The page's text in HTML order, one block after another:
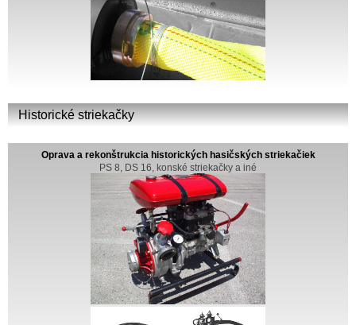
Historické striekačky
Oprava a rekonštrukcia historických hasičských striekačiek
PS 8, DS 16, konské striekačky a iné